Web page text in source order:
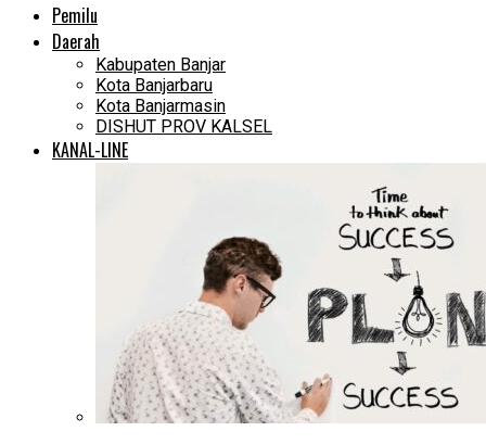
Pemilu
Daerah
Kabupaten Banjar
Kota Banjarbaru
Kota Banjarmasin
DISHUT PROV KALSEL
KANAL-LINE